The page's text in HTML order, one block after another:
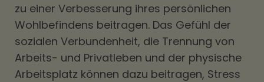
zu einer Verbesserung ihres persönlichen
Wohlbefindens beitragen. Das Gefühl der
sozialen Verbundenheit, die Trennung von
Arbeits- und Privatleben und der physische
Arbeitsplatz können dazu beitragen, Stress